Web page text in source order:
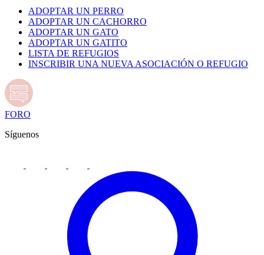
ADOPTAR UN PERRO
ADOPTAR UN CACHORRO
ADOPTAR UN GATO
ADOPTAR UN GATITO
LISTA DE REFUGIOS
INSCRIBIR UNA NUEVA ASOCIACIÓN O REFUGIO
FORO
Síguenos